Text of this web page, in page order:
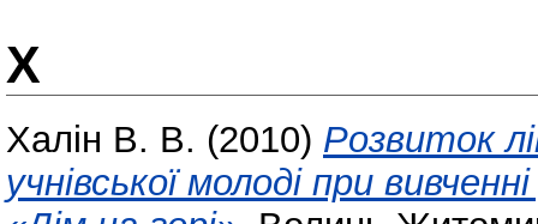
Х
Халін В. В. (2010) Розвиток
учнівської молоді при